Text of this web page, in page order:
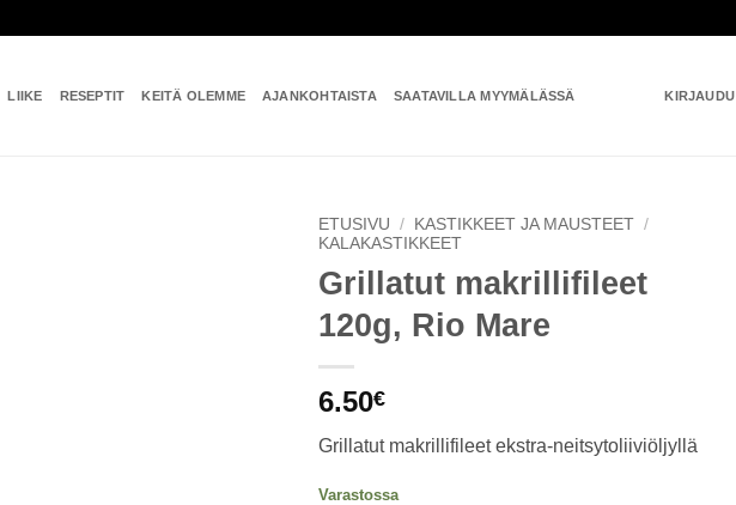
LIIKE RESEPTIT KEITÄ OLEMME AJANKOHTAISTA SAATAVILLA MYYMÄLÄSSÄ KIRJAUDU
ETUSIVU / KASTIKKEET JA MAUSTEET /
KALAKASTIKKEET
Grillatut makrillifileet
120g, Rio Mare
6.50€
Grillatut makrillifileet ekstra-neitsytoliiviöljyllä
Varastossa